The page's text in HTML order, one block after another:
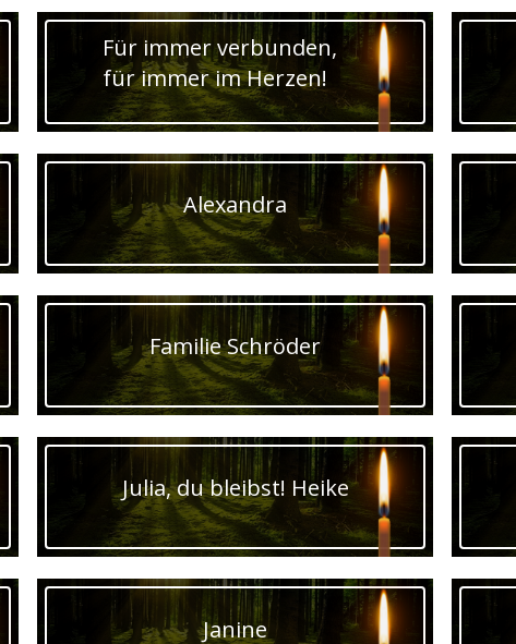
Für immer verbunden,
für immer im Herzen!
Alexandra
Familie Schröder
Julia, du bleibst! Heike
Janine